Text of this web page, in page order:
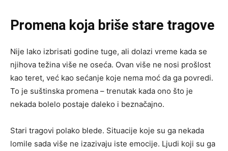
Promena koja briše stare tragove
Nije lako izbrisati godine tuge, ali dolazi vreme kada se
njihova težina više ne oseća. Ovan više ne nosi prošlost
kao teret, već kao sećanje koje nema moć da ga povredi.
To je suštinska promena – trenutak kada ono što je
nekada bolelo postaje daleko i beznačajno.
Stari tragovi polako blede. Situacije koje su ga nekada
lomile sada više ne izazivaju iste emocije. Ljudi koji su ga